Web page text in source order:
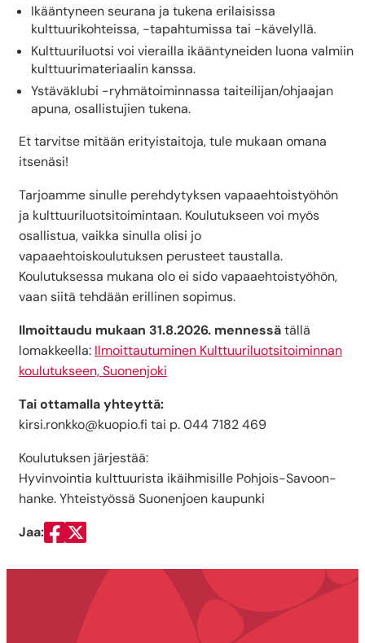
Ikääntyneen seurana ja tukena erilaisissa
kulttuurikohteissa, -tapahtumissa tai -kävelyllä.
Kulttuuriluotsi voi vierailla ikääntyneiden luona valmiin
kulttuurimateriaalin kanssa.
Ystäväklubi -ryhmätoiminnassa taiteilijan/ohjaajan
apuna, osallistujien tukena.
Et tarvitse mitään erityistaitoja, tule mukaan omana
itsenäsi!
Tarjoamme sinulle perehdytyksen vapaaehtoistyöhön
ja kulttuuriluotsitoimintaan. Koulutukseen voi myös
osallistua, vaikka sinulla olisi jo
vapaaehtoiskoulutuksen perusteet taustalla.
Koulutuksessa mukana olo ei sido vapaaehtoistyöhön,
vaan siitä tehdään erillinen sopimus.
Ilmoittaudu mukaan 31.8.2026. mennessätällä
lomakkeella: Ilmoittautuminen Kulttuuriluotsitoiminnan
koulutukseen, Suonenjoki
Tai ottamalla yhteyttä:
kirsi.ronkko@kuopio.fi tai p. 044 7182 469
Koulutuksen järjestää:
Hyvinvointia kulttuurista ikäihmisille Pohjois-Savoon-
hanke. Yhteistyössä Suonenjoen kaupunki
Jaa:
Jaa Facebookissa
Jaa Twitterissä